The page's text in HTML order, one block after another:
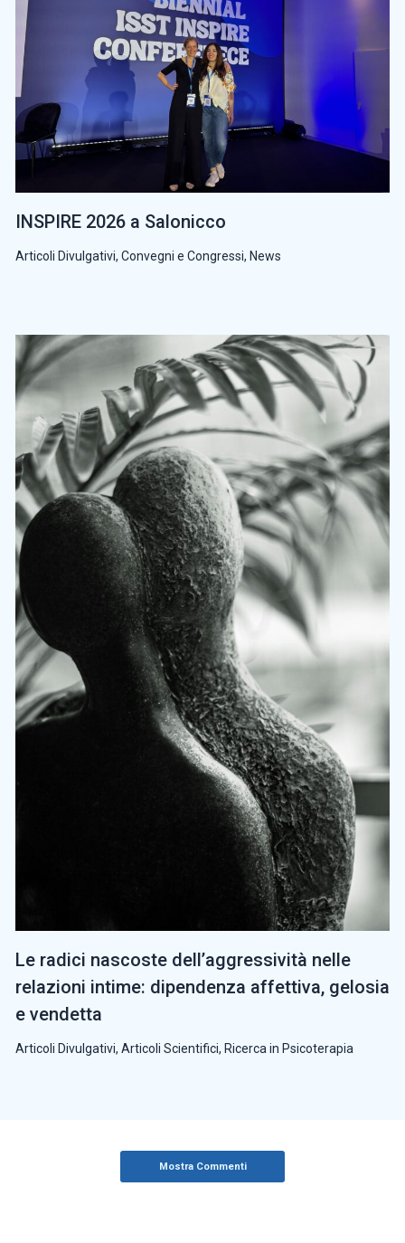
INSPIRE 2026 a Salonicco
Articoli Divulgativi, Convegni e Congressi, News
Le radici nascoste dell’aggressività nelle
relazioni intime: dipendenza affettiva, gelosia
e vendetta
Articoli Divulgativi, Articoli Scientifici, Ricerca in Psicoterapia
Mostra Commenti